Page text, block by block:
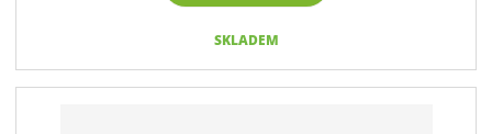
SKLADEM